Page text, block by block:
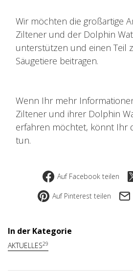
Wir möchten die großartige
Ziltener und der Dolphin
unterstützen und einen Teil
Säugetiere beitragen.
Wenn Ihr mehr
Ziltener und ihrer Dolphin
erfahren möchtet, könnt Ihr
tun.
Auf Facebook teilen
Auf Pinterest teilen
In der Kategorie
AKTUELLES29